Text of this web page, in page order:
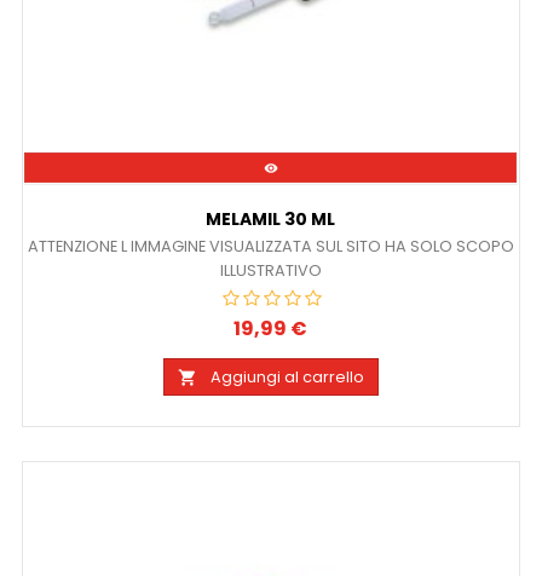

MELAMIL 30 ML
ATTENZIONE L IMMAGINE VISUALIZZATA SUL SITO HA SOLO SCOPO
ILLUSTRATIVO
Prezzo
19,99 €
 Aggiungi al carrello